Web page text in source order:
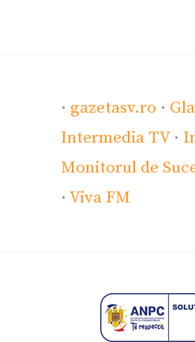
· gazetasv.ro ·
Intermedia TV·
Monitorul de
·Viva FM